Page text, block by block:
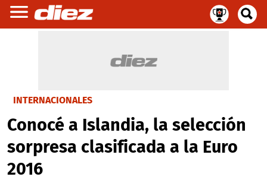
INTERNACIONALES
Conocé a Islandia, la selección
sorpresa clasificada a la Euro
2016